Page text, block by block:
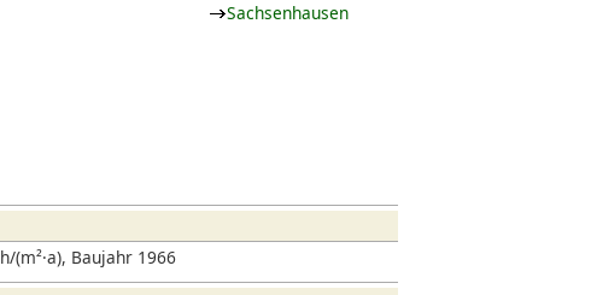
Sachsenhausen
Baujahr 1966